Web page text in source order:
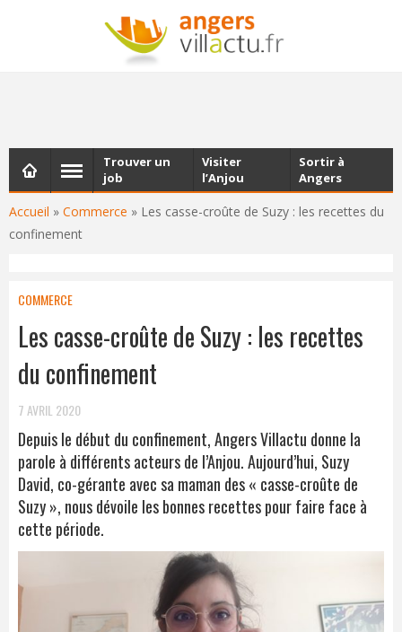
NEWSLETTER
Les dernières actualités d'Angers, chaque vendredi dans
Accueil » Commerce » Les casse-croûte de Suzy : les recettes du
confinement
Trouver un
job
Visiter
l’Anjou
Sortir à
Angers
COMMERCE
Les casse-croûte de Suzy : les recettes
du confinement
7 AVRIL 2020
Depuis le début du confinement, Angers Villactu donne la
parole à différents acteurs de l’Anjou. Aujourd’hui, Suzy
David, co-gérante avec sa maman des « casse-croûte de
Suzy », nous dévoile les bonnes recettes pour faire face à
cette période.